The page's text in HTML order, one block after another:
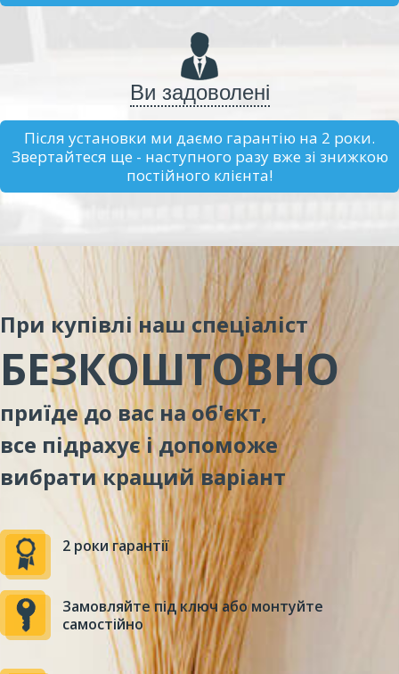
Ви задоволені
Після установки ми даємо гарантію на 2 роки.
Звертайтеся ще - наступного разу вже зі знижкою
постійного клієнта!
При купівлі наш спеціаліст
БЕЗКОШТОВНО
приїде до вас на об'єкт,
все підрахує і допоможе
вибрати кращий варіант
2 роки гарантії
Замовляйте під ключ або монтуйте
самостійно